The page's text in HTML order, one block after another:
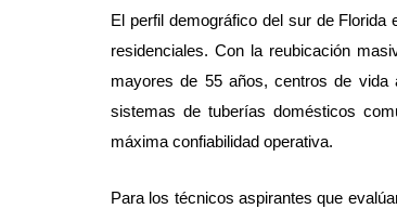
El perfil demográfico del sur de
residenciales. Con la reubicación
mayores de 55 años, centros de vida
sistemas de tuberías domésticos
máxima confiabilidad operativa.
Para los técnicos aspirantes que